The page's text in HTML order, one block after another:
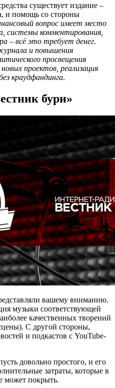
существует издание –
и помощь со стороны
вопрос имеет место
системы комментирования,
– всё это требует денег.
и повышения
просвещения
проектов, реализация
краудфандинга.
бури»
вашему вниманию.
музыки соответствующей
качественных творений
С другой стороны,
и подкастов с YouTube-
довольно простого, и его
затраты, которые в
может покрыть.